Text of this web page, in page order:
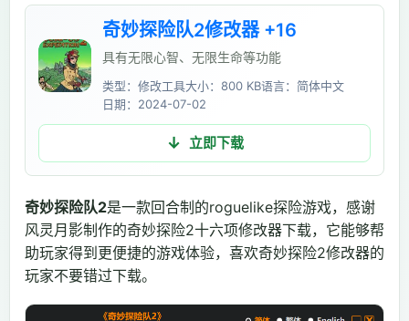
奇妙探险队2修改器 +16
具有无限心智、无限生命等功能
类型：修改工具大小：800 KB语言：简体中文
日期：2024-07-02
立即下载
奇妙探险队2是一款回合制的roguelike探险游戏，感谢
风灵月影制作的奇妙探险2十六项修改器下载，它能够帮
助玩家得到更便捷的游戏体验，喜欢奇妙探险2修改器的
玩家不要错过下载。